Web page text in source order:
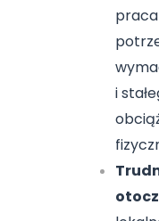
i